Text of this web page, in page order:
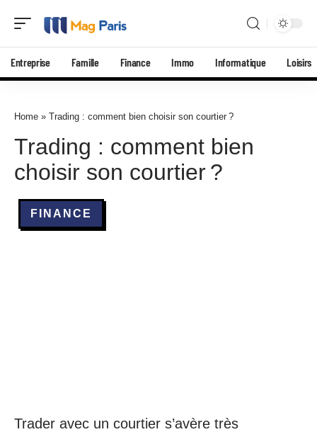
Entreprise Famille Finance Immo Informatique Loisirs
Home » Trading : comment bien choisir son courtier ?
Trading : comment bien
choisir son courtier ?
FINANCE
Trader avec un courtier s’avère très